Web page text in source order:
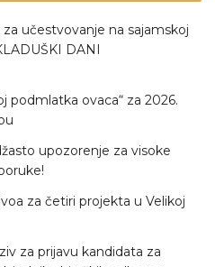
učestvovanje na sajamskoj
DANI
podmlatka ovaca“ za 2026.
upozorenje za visoke
za četiri projekta u Velikoj
za prijavu kandidata za